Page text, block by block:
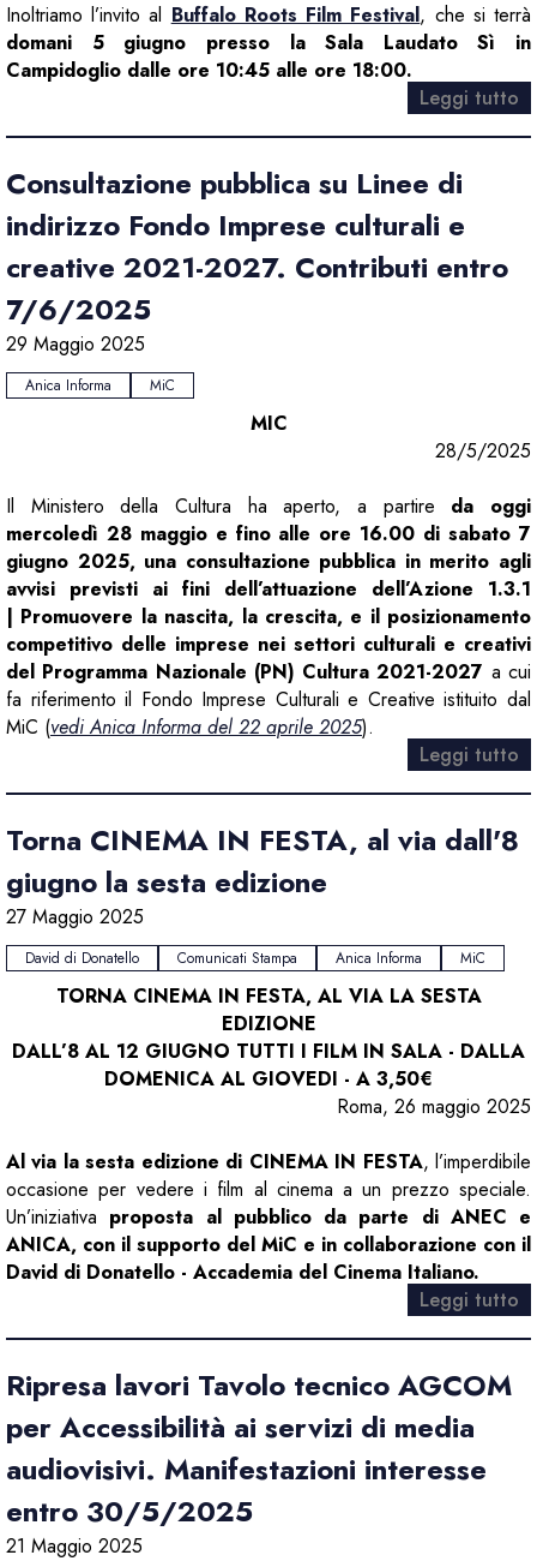
Inoltriamo l’invito al Buffalo Roots Film Festival, che si terrà
domani 5 giugno presso la Sala Laudato Sì in
Campidoglio dalle ore 10:45 alle ore 18:00.
Leggi tutto
Consultazione pubblica su Linee di
indirizzo Fondo Imprese culturali e
creative 2021-2027. Contributi entro
7/6/2025
29 Maggio 2025
Anica Informa MiC
MIC
28/5/2025
Il Ministero della Cultura ha aperto, a partire da oggi
mercoledì 28 maggio e fino alle ore 16.00 di sabato 7
giugno 2025, una consultazione pubblica in merito agli
avvisi previsti ai fini dell’attuazione dell’Azione 1.3.1
| Promuovere la nascita, la crescita, e il posizionamento
competitivo delle imprese nei settori culturali e creativi
del Programma Nazionale (PN) Cultura 2021-2027 a cui
fa riferimento il Fondo Imprese Culturali e Creative istituito dal
MiC (vedi Anica Informa del 22 aprile 2025).
Leggi tutto
Torna CINEMA IN FESTA, al via dall'8
giugno la sesta edizione
27 Maggio 2025
David di Donatello Comunicati Stampa Anica Informa MiC
TORNA CINEMA IN FESTA, AL VIA LA SESTA
EDIZIONE
DALL’8 AL 12 GIUGNO TUTTI I FILM IN SALA - DALLA
DOMENICA AL GIOVEDI - A 3,50€
Roma, 26 maggio 2025
Al via la sesta edizione di CINEMA IN FESTA, l’imperdibile
occasione per vedere i film al cinema a un prezzo speciale.
Un’iniziativa proposta al pubblico da parte di ANEC e
ANICA, con il supporto del MiC e in collaborazione con il
David di Donatello - Accademia del Cinema Italiano.
Leggi tutto
Ripresa lavori Tavolo tecnico AGCOM
per Accessibilità ai servizi di media
audiovisivi. Manifestazioni interesse
entro 30/5/2025
21 Maggio 2025